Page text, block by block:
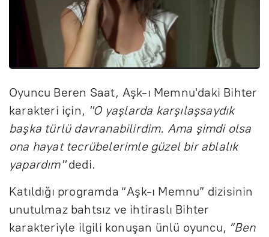
Oyuncu Beren Saat, Aşk-ı Memnu'daki Bihter
karakteri için, "O yaşlarda karşılaşsaydık
başka türlü davranabilirdim. Ama şimdi olsa
ona hayat tecrübelerimle güzel bir ablalık
yapardım"dedi.
Katıldığı programda “Aşk-ı Memnu” dizisinin
unutulmaz bahtsız ve ihtiraslı Bihter
karakteriyle ilgili konuşan ünlü oyuncu, “Ben